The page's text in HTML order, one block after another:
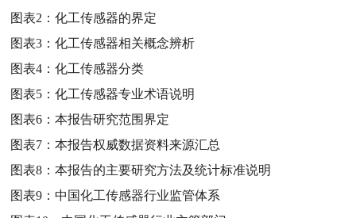
图表2：化工传感器的界定
图表3：化工传感器相关概念辨析
图表4：化工传感器分类
图表5：化工传感器专业术语说明
图表6：本报告研究范围界定
图表7：本报告权威数据资料来源汇总
图表8：本报告的主要研究方法及统计标准说明
图表9：中国化工传感器行业监管体系